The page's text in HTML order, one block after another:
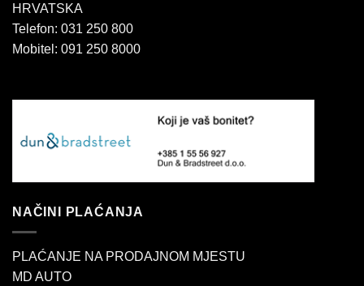
HRVATSKA
Telefon: 031 250 800
Mobitel: 091 250 8000
NAČINI PLAĆANJA
PLAĆANJE NA PRODAJNOM MJESTU
MD AUTO